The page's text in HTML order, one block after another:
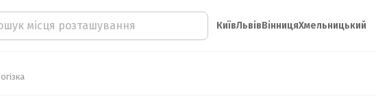
КиївЛьвівВінницяХмельницький